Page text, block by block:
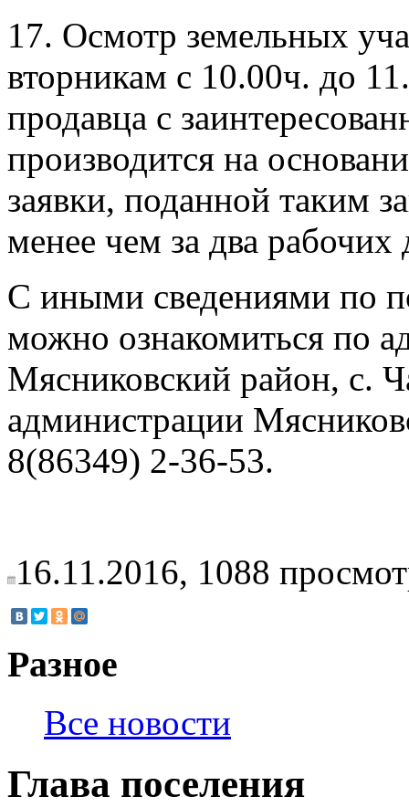
17. Осмотр земельных
вторникам с 10.00ч. до
продавца с
производится на
заявки, поданной таким
менее чем за два рабочих
С иными сведениями по
можно ознакомиться по
Мясниковский район, с.
администрации
8(86349) 2-36-53.
16.11.2016, 1088
Разное
Все новости
Глава поселения